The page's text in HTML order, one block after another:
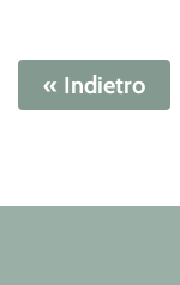
« Indietro